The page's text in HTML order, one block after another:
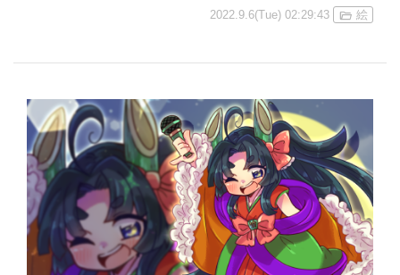
2022.9.6(Tue) 02:29:43 絵